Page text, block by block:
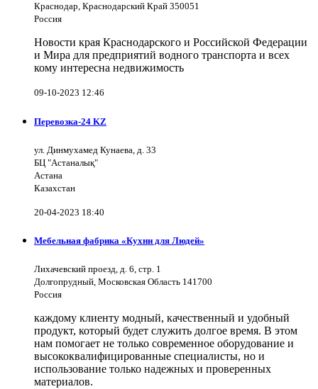
Краснодар, Краснодарский Край 350051
Россия
Новости края Краснодарского и Российской Федерации
и Мира для предприятий водного транспорта и всех
кому интересна недвижимость
09-10-2023 12:46
Перевозка-24 KZ
ул. Динмухамед Кунаева, д. 33
БЦ "Астаналық"
Астана
Казахстан
20-04-2023 18:40
Мебельная фабрика «Кухни для Людей»
Лихачевский проезд, д. 6, стр. 1
Долгопрудный, Московская Область 141700
Россия
каждому клиенту модный, качественный и удобный
продукт, который будет служить долгое время. В этом
нам помогает не только современное оборудование и
высококвалифицированные специалисты, но и
использование только надежных и проверенных
материалов.